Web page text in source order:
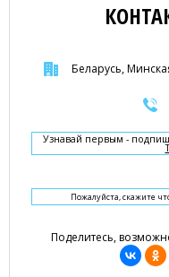
Беларусь,
Узнавай первым -
Пожалуйста, скажите
Поделитесь,